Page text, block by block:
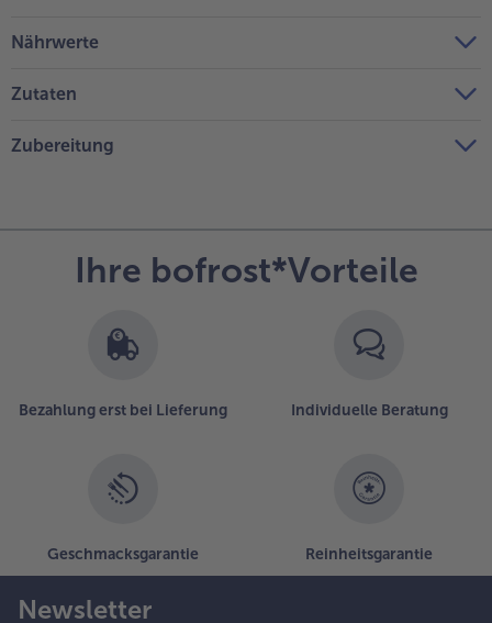
Nährwerte
Zutaten
Zubereitung
Ihre bofrost*Vorteile
Bezahlung erst bei Lieferung Individuelle Beratung
Geschmacksgarantie Reinheitsgarantie
Newsletter